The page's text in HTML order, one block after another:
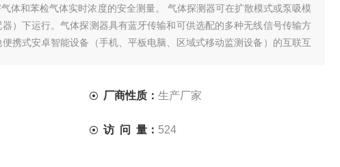
体和苯检气体实时浓度的安全测量。 气体探测器可在扩散模式或泵吸模
）下运行。气体探测器具有蓝牙传输和可供选配的多种无线信号传输方
携式安卓智能设备（手机、平板电脑、区域式移动监测设备）的互联互
厂商性质： 生产厂家
访 问 量： 524